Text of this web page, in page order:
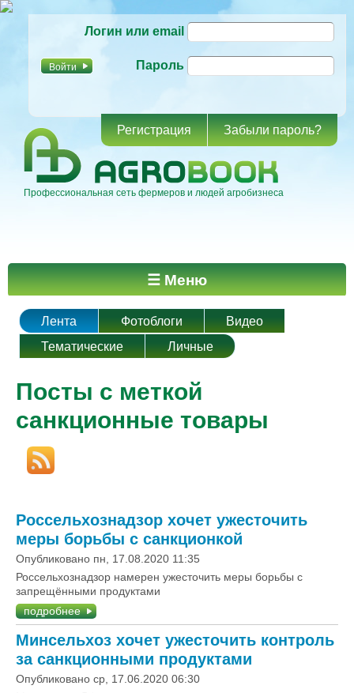
основному
Логин или email
Пароль
Регистрация Забыли пароль?
Профессиональная сеть фермеров и людей агробизнеса
Главное меню ☰ Меню
Лента Фотоблоги
Видео
Тематические
Личные
Посты с меткой
санкционные товары
Россельхознадзор хочет ужесточить
меры борьбы с санкционкой
Опубликовано пн, 17.08.2020 11:35
Россельхознадзор намерен ужесточить меры борьбы с
запрещёнными продуктами
подробнее
Минсельхоз хочет ужесточить контроль
за санкционными продуктами
Опубликовано ср, 17.06.2020 06:30